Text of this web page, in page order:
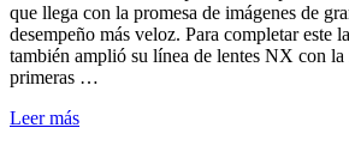
que llega con la promesa de imágenes de
desempeño más veloz. Para completar este
también amplió su línea de lentes NX con
primeras …
Leer más